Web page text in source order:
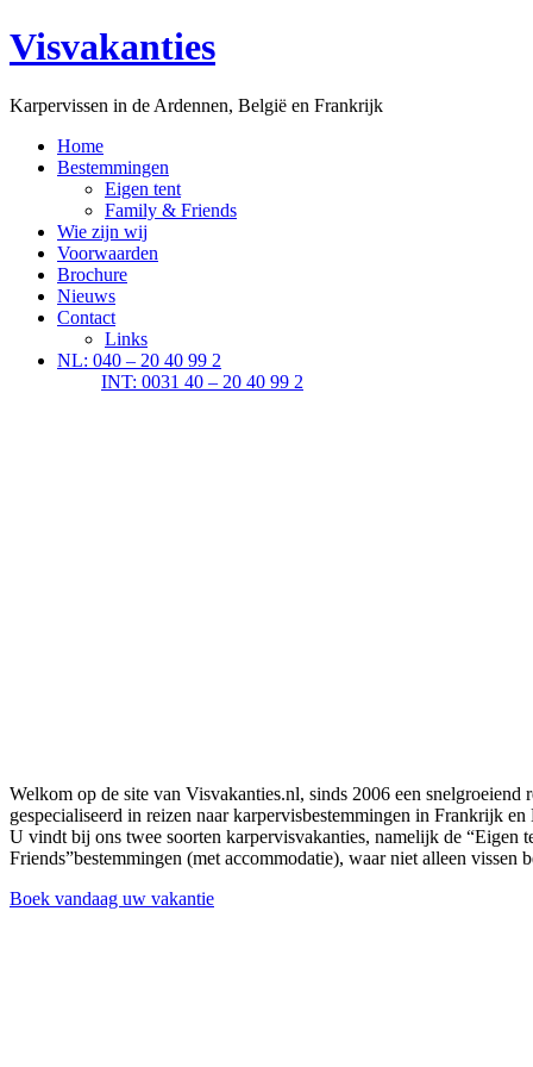
Visvakanties
Karpervissen in de Ardennen, België en Frankrijk
Home
Bestemmingen
Eigen tent
Family & Friends
Wie zijn wij
Voorwaarden
Brochure
Nieuws
Contact
Links
NL: 040 – 20 40 99 2
INT: 0031 40 – 20 40 99 2
Welkom op de site van Visvakanties.nl, sinds 2006 een snelgroeiend
gespecialiseerd in reizen naar karpervisbestemmingen in Frankrijk en
U vindt bij ons twee soorten karpervisvakanties, namelijk de “Eigen
Friends”bestemmingen (met accommodatie), waar niet alleen
Boek vandaag uw vakantie